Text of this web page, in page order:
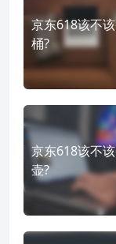
京东618该不
桶?
京东618该不
壶?